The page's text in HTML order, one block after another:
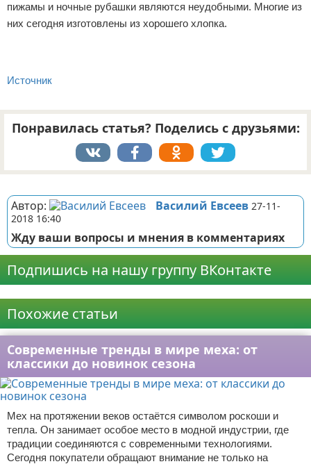
пижамы и ночные рубашки являются неудобными. Многие из
них сегодня изготовлены из хорошего хлопка.
Источник
Понравилась статья? Поделись с друзьями:
Автор: Василий Евсеев 27-11-
2018 16:40
Жду ваши вопросы и мнения в комментариях
Подпишись на нашу группу ВКонтакте
Похожие статьи
Современные тренды в мире меха: от
классики до новинок сезона
Мех на протяжении веков остаётся символом роскоши и
тепла. Он занимает особое место в модной индустрии, где
традиции соединяются с современными технологиями.
Сегодня покупатели обращают внимание не только на